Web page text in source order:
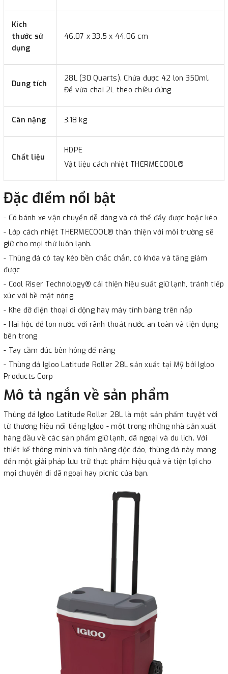
Kích
thước sử
dụng
46.07 x 33.5 x 44.06 cm
Dung tích
28L (30 Quarts). Chứa được 42 lon 350ml.
Để vừa chai 2L theo chiều đứng
Cân nặng 3.18 kg
Chất liệu
HDPE
Vật liệu cách nhiệt THERMECOOL®
Đặc điểm nổi bật
- Có bánh xe vận chuyển dễ dàng và có thể đẩy được hoặc kéo
- Lớp cách nhiệt THERMECOOL® thân thiện với môi trường sẽ
giữ cho mọi thứ luôn lạnh.
- Thùng đá có tay kéo bền chắc chắn, có khóa và tăng giảm
được
- Cool Riser Technology® cải thiện hiệu suất giữ lạnh, tránh tiếp
xúc với bề mặt nóng
- Khe đỡ điện thoại di động hay máy tính bảng trên nắp
- Hai hộc để lon nước với rãnh thoát nước an toàn và tiện dụng
bên trong
- Tay cầm đúc bên hông để nâng
- Thùng đá Igloo Latitude Roller 28L sản xuất tại Mỹ bởi Igloo
Products Corp
Mô tả ngắn về sản phẩm
Thùng đá Igloo Latitude Roller 28L là một sản phẩm tuyệt vời
từ thương hiệu nổi tiếng Igloo - một trong những nhà sản xuất
hàng đầu về các sản phẩm giữ lạnh, dã ngoại và du lịch. Với
thiết kế thông minh và tính năng độc đáo, thùng đá này mang
đến một giải pháp lưu trữ thực phẩm hiệu quả và tiện lợi cho
mọi chuyến đi dã ngoại hay picnic của bạn.